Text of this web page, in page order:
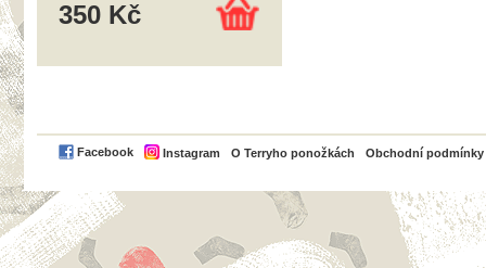
350 Kč
Facebook Instagram O Terryho ponožkách Obchodní podmínky
PayPal